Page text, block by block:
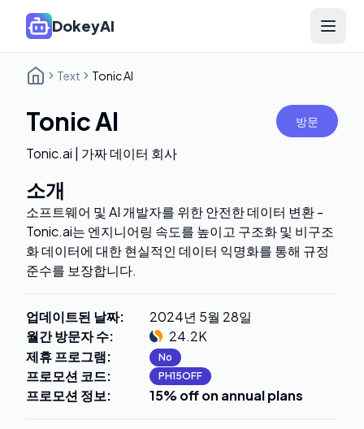
DokeyAI Open
Text Tonic AI
Tonic AI 방문
Tonic.ai | 가짜 데이터 회사
소개
소프트웨어 및 AI 개발자를 위한 안전한 데이터 변환 -
Tonic.ai는 엔지니어링 속도를 높이고 구조화 및 비구조
화 데이터에 대한 현실적인 데이터 익명화를 통해 규정
준수를 보장합니다.
업데이트된 날짜:
2024년 5월 28일
월간 방문자 수:
24.2K
제휴 프로그램: No
프로모션 코드: PH15OFF
프로모션 정보: 15% off on annual plans